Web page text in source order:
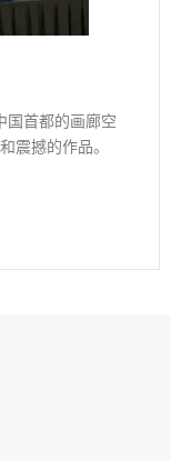
国首都的画廊空
震撼的作品。